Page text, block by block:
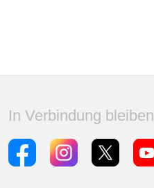
In Verbindung bleiben